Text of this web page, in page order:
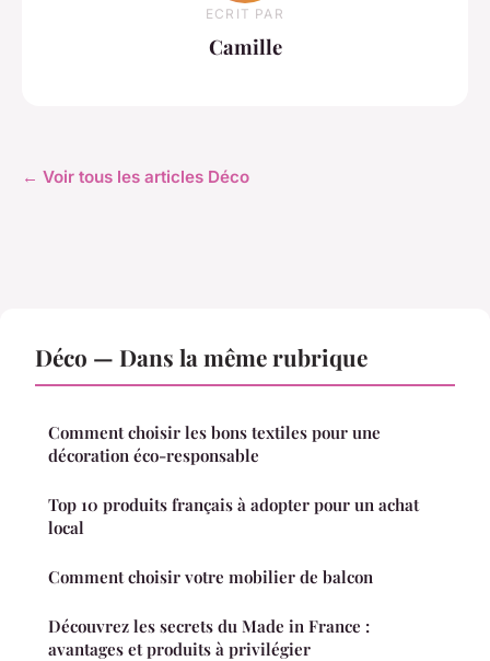
ECRIT PAR
Camille
← Voir tous les articles Déco
Déco — Dans la même rubrique
Comment choisir les bons textiles pour une
décoration éco-responsable
Top 10 produits français à adopter pour un achat
local
Comment choisir votre mobilier de balcon
Découvrez les secrets du Made in France :
avantages et produits à privilégier